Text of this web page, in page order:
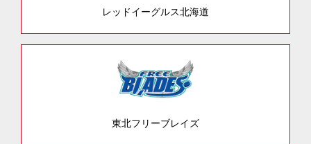
レッドイーグルス北海道
東北フリーブレイズ